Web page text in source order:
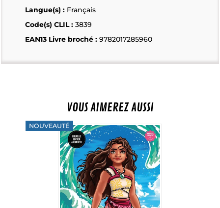
Langue(s) : Français
Code(s) CLIL : 3839
EAN13 Livre broché : 9782017285960
VOUS AIMEREZ AUSSI
NOUVEAUTÉ